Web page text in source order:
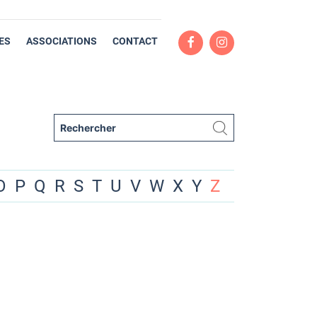
ASSOCIATIONS CONTACT
P Q R S T U V W X Y Z